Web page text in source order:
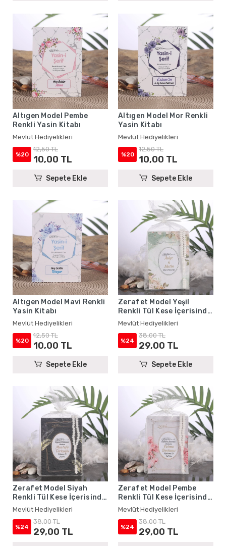
Altıgen Model Pembe
Renkli Yasin Kitabı
Mevlüt Hediyelikleri
%20
12,50 TL
10,00 TL
Sepete Ekle
Altıgen Model Mor Renkli
Yasin Kitabı
Mevlüt Hediyelikleri
%20
12,50 TL
10,00 TL
Sepete Ekle
Altıgen Model Mavi Renkli
Yasin Kitabı
Mevlüt Hediyelikleri
%20
12,50 TL
10,00 TL
Sepete Ekle
Zerafet Model Yeşil
Renkli Tül Kese İçerisinde
Yasin Kitabı ve Tesbih -
Mevlüt Hediyelikleri
Mevlüt Hediyelikleri
%24
38,00 TL
29,00 TL
Sepete Ekle
Zerafet Model Siyah
Renkli Tül Kese İçerisinde
Yasin Kitabı ve Tesbih -
Mevlüt Hediyelikleri
Mevlüt Hediyelikleri
%24
38,00 TL
29,00 TL
Zerafet Model Pembe
Renkli Tül Kese İçerisinde
Yasin Kitabı ve Tesbih -
Mevlüt Hediyelikleri
Mevlüt Hediyelikleri
%24
38,00 TL
29,00 TL